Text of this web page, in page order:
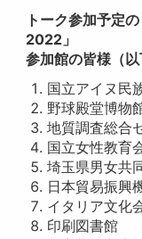
トーク参加予定
2022」
参加館の皆様（以
国立アイヌ民
野球殿堂博物
地質調査総合
国立女性教育
埼玉県男女共
日本貿易振興
イタリア文化
印刷図書館